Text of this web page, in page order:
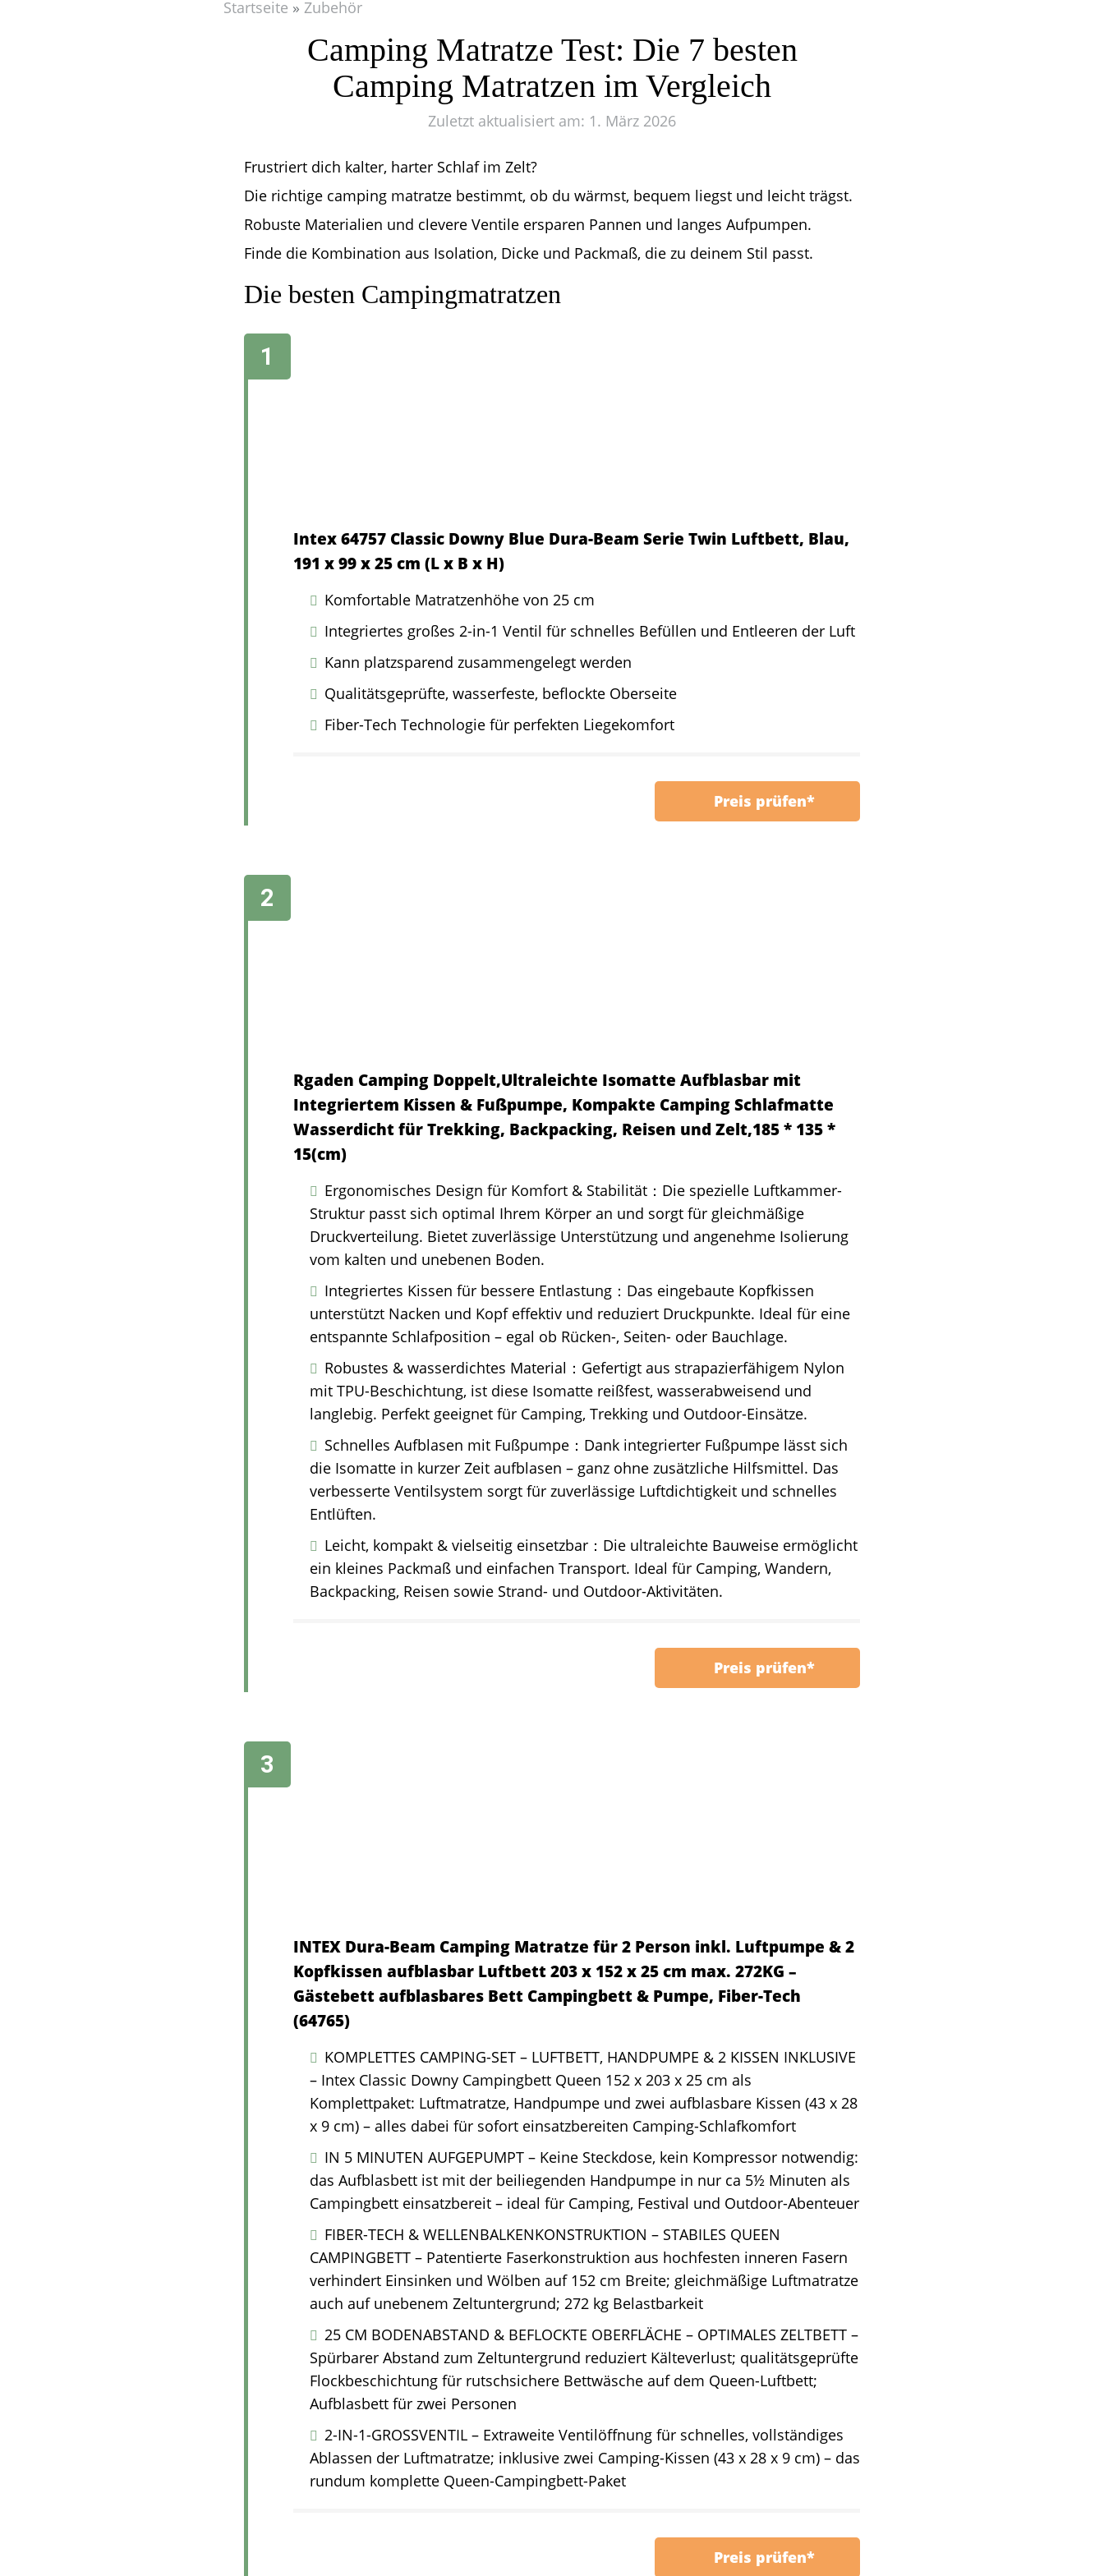
Startseite Zubehör
Camping Matratze Test: Die 7 besten
Camping Matratzen im Vergleich
Zuletzt aktualisiert am: 1. März 2026
Frustriert dich kalter, harter Schlaf im Zelt?
Die richtige camping matratze bestimmt, ob du wärmst, bequem liegst und leicht trägst.
Robuste Materialien und clevere Ventile ersparen Pannen und langes Aufpumpen.
Finde die Kombination aus Isolation, Dicke und Packmaß, die zu deinem Stil passt.
Die besten Campingmatratzen
Intex 64757 Classic Downy Blue Dura-Beam Serie Twin Luftbett, Blau,
191 x 99 x 25 cm (L x B x H)
Komfortable Matratzenhöhe von 25 cm
Integriertes großes 2-in-1 Ventil für schnelles Befüllen und Entleeren der Luft
Kann platzsparend zusammengelegt werden
Qualitätsgeprüfte, wasserfeste, beflockte Oberseite
Fiber-Tech Technologie für perfekten Liegekomfort
Preis prüfen*
Rgaden Camping Doppelt,Ultraleichte Isomatte Aufblasbar mit
Integriertem Kissen & Fußpumpe, Kompakte Camping Schlafmatte
Wasserdicht für Trekking, Backpacking, Reisen und Zelt,185 * 135 *
15(cm)
Ergonomisches Design für Komfort & Stabilität：Die spezielle Luftkammer-
Struktur passt sich optimal Ihrem Körper an und sorgt für gleichmäßige
Druckverteilung. Bietet zuverlässige Unterstützung und angenehme Isolierung
vom kalten und unebenen Boden.
Integriertes Kissen für bessere Entlastung：Das eingebaute Kopfkissen
unterstützt Nacken und Kopf effektiv und reduziert Druckpunkte. Ideal für eine
entspannte Schlafposition – egal ob Rücken-, Seiten- oder Bauchlage.
Robustes & wasserdichtes Material：Gefertigt aus strapazierfähigem Nylon
mit TPU-Beschichtung, ist diese Isomatte reißfest, wasserabweisend und
langlebig. Perfekt geeignet für Camping, Trekking und Outdoor-Einsätze.
Schnelles Aufblasen mit Fußpumpe：Dank integrierter Fußpumpe lässt sich
die Isomatte in kurzer Zeit aufblasen – ganz ohne zusätzliche Hilfsmittel. Das
verbesserte Ventilsystem sorgt für zuverlässige Luftdichtigkeit und schnelles
Entlüften.
Leicht, kompakt & vielseitig einsetzbar：Die ultraleichte Bauweise ermöglicht
ein kleines Packmaß und einfachen Transport. Ideal für Camping, Wandern,
Backpacking, Reisen sowie Strand- und Outdoor-Aktivitäten.
Preis prüfen*
INTEX Dura-Beam Camping Matratze für 2 Person inkl. Luftpumpe & 2
Kopfkissen aufblasbar Luftbett 203 x 152 x 25 cm max. 272KG –
Gästebett aufblasbares Bett Campingbett & Pumpe, Fiber-Tech
(64765)
KOMPLETTES CAMPING-SET – LUFTBETT, HANDPUMPE & 2 KISSEN INKLUSIVE
– Intex Classic Downy Campingbett Queen 152 x 203 x 25 cm als
Komplettpaket: Luftmatratze, Handpumpe und zwei aufblasbare Kissen (43 x 28
x 9 cm) – alles dabei für sofort einsatzbereiten Camping-Schlafkomfort
IN 5 MINUTEN AUFGEPUMPT – Keine Steckdose, kein Kompressor notwendig:
das Aufblasbett ist mit der beiliegenden Handpumpe in nur ca 5½ Minuten als
Campingbett einsatzbereit – ideal für Camping, Festival und Outdoor-Abenteuer
FIBER-TECH & WELLENBALKENKONSTRUKTION – STABILES QUEEN
CAMPINGBETT – Patentierte Faserkonstruktion aus hochfesten inneren Fasern
verhindert Einsinken und Wölben auf 152 cm Breite; gleichmäßige Luftmatratze
auch auf unebenem Zeltuntergrund; 272 kg Belastbarkeit
25 CM BODENABSTAND & BEFLOCKTE OBERFLÄCHE – OPTIMALES ZELTBETT –
Spürbarer Abstand zum Zeltuntergrund reduziert Kälteverlust; qualitätsgeprüfte
Flockbeschichtung für rutschsichere Bettwäsche auf dem Queen-Luftbett;
Aufblasbett für zwei Personen
2-IN-1-GROSSVENTIL – Extraweite Ventilöffnung für schnelles, vollständiges
Ablassen der Luftmatratze; inklusive zwei Camping-Kissen (43 x 28 x 9 cm) – das
rundum komplette Queen-Campingbett-Paket
Preis prüfen*